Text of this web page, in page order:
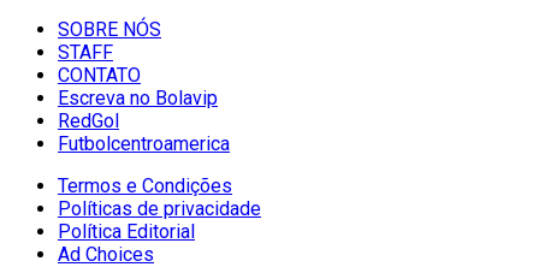
SOBRE NÓS
STAFF
CONTATO
Escreva no Bolavip
RedGol
Futbolcentroamerica
Termos e Condições
Políticas de privacidade
Política Editorial
Ad Choices